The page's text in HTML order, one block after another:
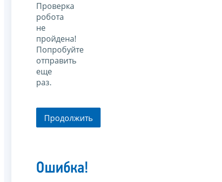
Проверка
робота
не
пройдена!
Попробуйте
отправить
еще
раз.
Продолжить
Ошибка!